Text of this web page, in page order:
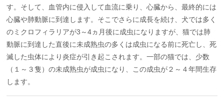
す。そして、血管内に侵入して血流に乗り、心臓から、最終的には
心臓や肺動脈に到達します。そこでさらに成長を続け、犬では多く
のミクロフィラリアが3～4ヵ月後に成虫になりますが、猫では肺
動脈に到達した直後に未成熟虫の多くは成虫になる前に死亡し、死
滅した虫体により炎症が引き起こされます。一部の猫では、少数
（１～３隻）の未成熟虫が成虫になり、この成虫が２～４年間生存
します。